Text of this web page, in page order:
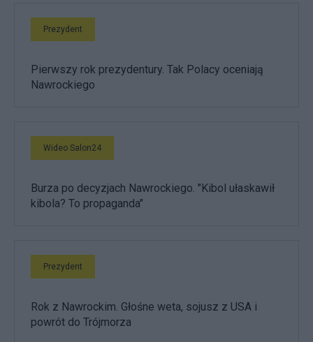
Prezydent
Pierwszy rok prezydentury. Tak Polacy oceniają
Nawrockiego
Wideo Salon24
Burza po decyzjach Nawrockiego. "Kibol ułaskawił
kibola? To propaganda"
Prezydent
Rok z Nawrockim. Głośne weta, sojusz z USA i
powrót do Trójmorza